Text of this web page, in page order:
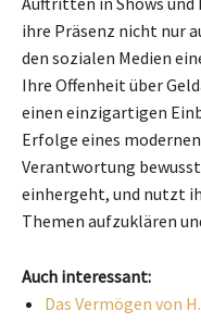
ihre Präsenz nicht nur
den sozialen Medien
Ihre Offenheit über
einen einzigartigen
Erfolge eines
Verantwortung
einhergeht, und nutzt
Themen aufzuklären
Auch interessant:
Das Vermögen von